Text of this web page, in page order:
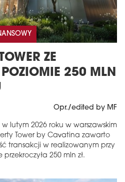
ZE
250 MLN
Opr./edited by MF
lutym 2026 roku w warszawskim
Tower by Cavatina zawarto
transakcji w realizowanym przy
250 mln zł.